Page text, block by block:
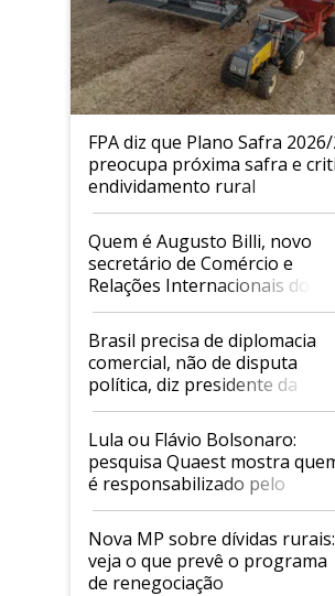
FPA diz que Plano Safra
preocupa próxima safra e
endividamento rural
Quem é Augusto Billi, novo
secretário de Comércio e
Relações Internacionais do
Mapa
Brasil precisa de diplomacia
comercial, não de disputa
política, diz presidente da
Faesp
Lula ou Flávio Bolsonaro:
pesquisa Quaest mostra
é responsabilizado pelo
tarifaço dos EUA
Nova MP sobre dívidas rurais:
veja o que prevê o programa
de renegociação